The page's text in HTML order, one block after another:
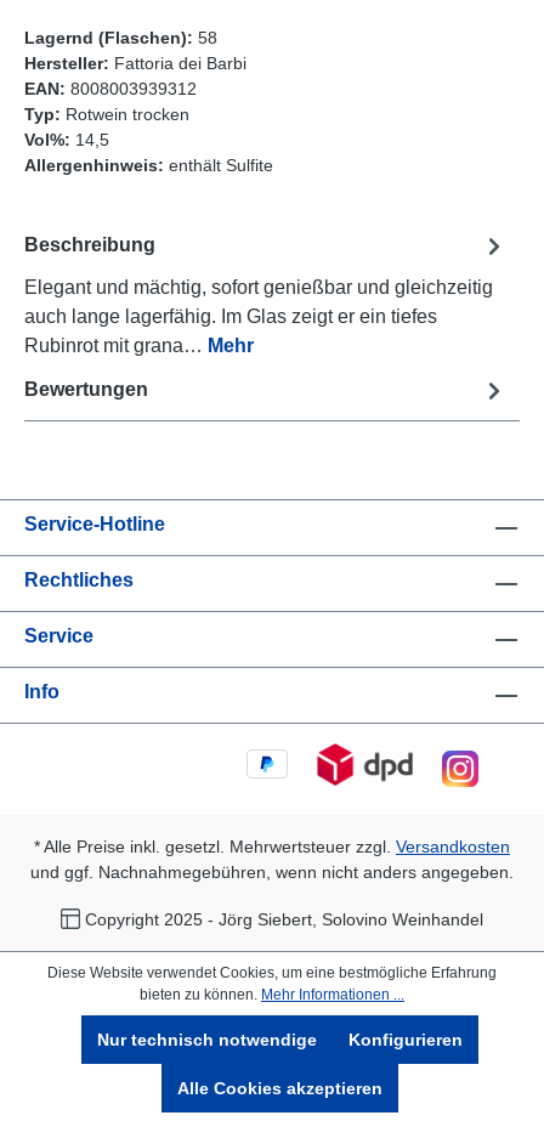
Lagernd (Flaschen): 58
Hersteller: Fattoria dei Barbi
EAN: 8008003939312
Typ: Rotwein trocken
Vol%: 14,5
Allergenhinweis: enthält Sulfite
Beschreibung
Elegant und mächtig, sofort genießbar und gleichzeitig
auch lange lagerfähig. Im Glas zeigt er ein tiefes
Rubinrot mit grana… Mehr
Bewertungen
Service-Hotline
Rechtliches
Service
Info
* Alle Preise inkl. gesetzl. Mehrwertsteuer zzgl. Versandkosten
und ggf. Nachnahmegebühren, wenn nicht anders angegeben.
Copyright 2025 - Jörg Siebert, Solovino Weinhandel
Diese Website verwendet Cookies, um eine bestmögliche Erfahrung
bieten zu können. Mehr Informationen ...
Nur technisch notwendige Konfigurieren
Alle Cookies akzeptieren